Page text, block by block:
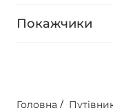
Покажчики
Головна /